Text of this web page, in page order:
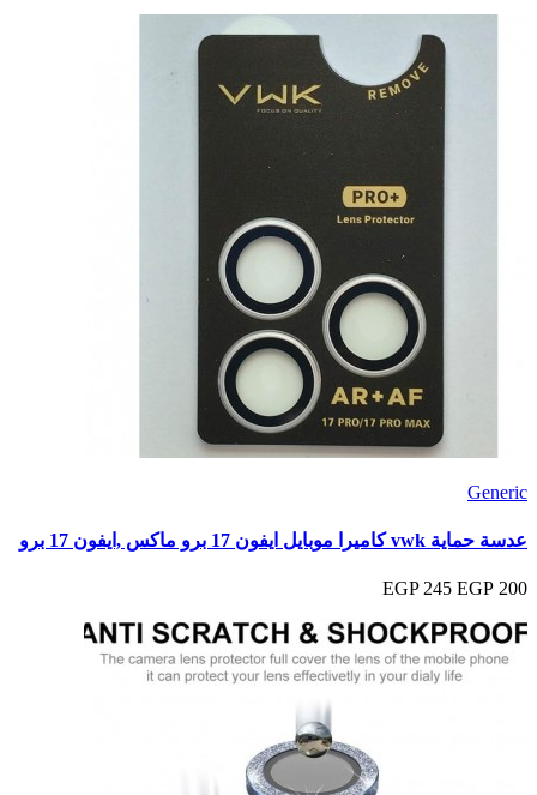
Generic
عدسة حماية vwk كاميرا موبايل ايفون 17 برو ماكس ,ايفون 17 برو
200 EGP
245 EGP